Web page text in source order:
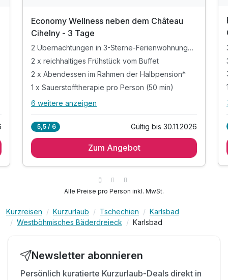
Economy Wellness neben dem Château
Cihelny - 3 Tage
2 Übernachtungen in 3-Sterne-Ferienwohnungen**
2 x reichhaltiges Frühstück vom Buffet
2 x Abendessen im Rahmen der Halbpension*
1 x Sauerstofftherapie pro Person (50 min)
Alle Inklusivleistungen
Ferienwohnungen**
2 x reichhaltiges Frühstück vom Buffet
1 x Sauerstofftherapie pro Person (50 min)
inkl. Eintritt in die Saunawelt
inkl. Eintritt in das Wellness- und Schwimmbad
inkl. Kaffeebar auf dem Zimmer
6 weitere anzeigen
5,5 / 6 Gültig bis 30.11.2026
Zum Angebot
Alle Preise pro Person inkl. MwSt.
Kurzreisen Kurzurlaub Tschechien
Karlsbad
Westböhmisches Bäderdreieck
Karlsbad
Newsletter abonnieren
Persönlich kuratierte Kurzurlaub-Deals direkt in